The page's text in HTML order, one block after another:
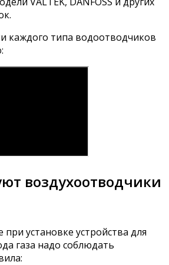
каждого типа водоотводчиков
воздухоотводчики
установке устройства для
газа надо соблюдать